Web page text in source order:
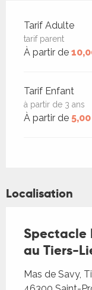
Tarifs 2026
Tarif Adulte
tarif parent
À partir de
Tarif Enfant
à partir de 3 ans
À partir de
Localisation
Spectacle
au Tiers-
Mas de Savy,